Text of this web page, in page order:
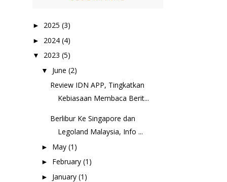
► 2025 (3)
► 2024 (4)
▼ 2023 (5)
▼ June (2)
Review IDN APP, Tingkatkan
Kebiasaan Membaca Berit...
Berlibur Ke Singapore dan
Legoland Malaysia, Info ...
► May (1)
► February (1)
► January (1)